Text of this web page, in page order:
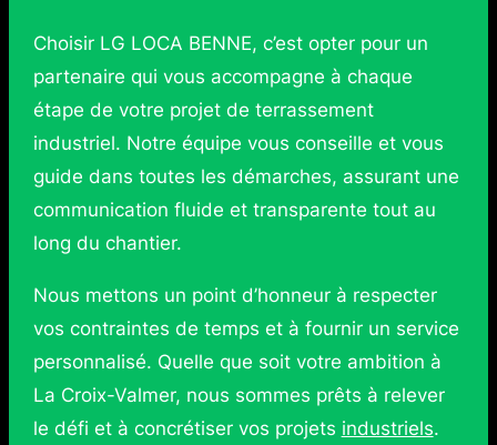
Choisir LG LOCA BENNE, c’est opter pour un
partenaire qui vous accompagne à chaque
étape de votre projet de terrassement
industriel. Notre équipe vous conseille et vous
guide dans toutes les démarches, assurant une
communication fluide et transparente tout au
long du chantier.
Nous mettons un point d’honneur à respecter
vos contraintes de temps et à fournir un service
personnalisé. Quelle que soit votre ambition à
La Croix-Valmer, nous sommes prêts à relever
le défi et à concrétiser vos projets industriels.